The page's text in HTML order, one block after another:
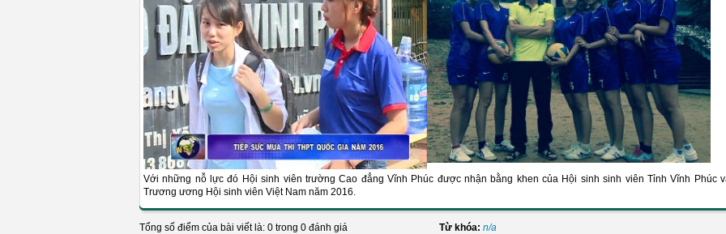
Với những nỗ lực đó Hội sinh viên trường Cao đẳng Vĩnh Phúc được nhận bằng khen của Hội sinh sinh viên Tỉnh Vĩnh Phúc
Trương ương Hội sinh viên Việt Nam năm 2016.
Tổng số điểm của bài viết là: 0 trong 0 đánh giá
Từ khóa: n/a